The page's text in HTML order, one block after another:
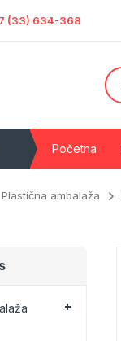
(33) 634-368
Početna
Plastična ambalaža